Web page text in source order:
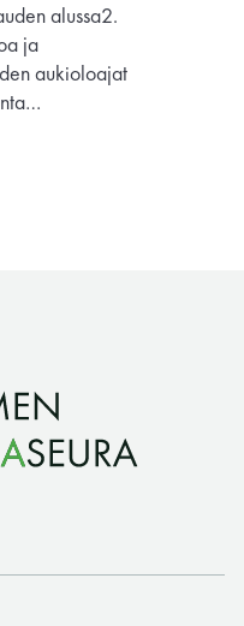
alussa2.
ja
aukioloajat